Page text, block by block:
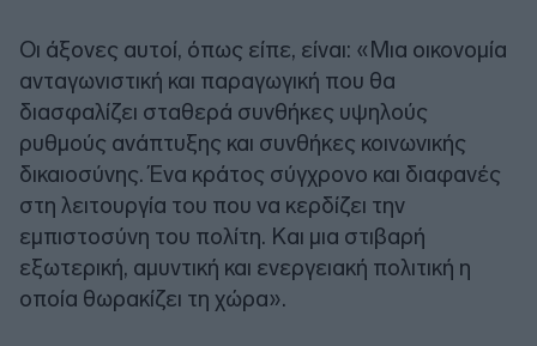
Οι άξονες αυτοί, όπως είπε, είναι: «Μια οικονομία
ανταγωνιστική και παραγωγική που θα
διασφαλίζει σταθερά συνθήκες υψηλούς
ρυθμούς ανάπτυξης και συνθήκες κοινωνικής
δικαιοσύνης. Ένα κράτος σύγχρονο και διαφανές
στη λειτουργία του που να κερδίζει την
εμπιστοσύνη του πολίτη. Και μια στιβαρή
εξωτερική, αμυντική και ενεργειακή πολιτική η
οποία θωρακίζει τη χώρα».